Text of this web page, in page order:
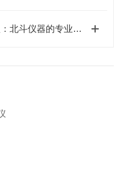
接触角测量仪厂家推荐及选型建议：北斗仪器的专业解决方案